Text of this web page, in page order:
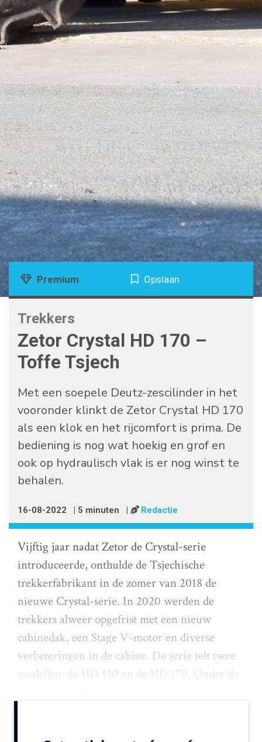
Premium Opslaan
Trekkers
Zetor Crystal HD 170 –
Toffe Tsjech
Met een soepele Deutz-zescilinder in het
vooronder klinkt de Zetor Crystal HD 170
als een klok en het rijcomfort is prima. De
bediening is nog wat hoekig en grof en
ook op hydraulisch vlak is er nog winst te
behalen.
16-08-2022 | 5 minuten | Redactie
Vijftig jaar nadat Zetor de Crystal-serie
introduceerde, onthulde de Tsjechische
trekkerfabrikant in de zomer van 2018 de
nieuwe Crystal-serie. In 2020 werden de
trekkers alweer opgefrist met een nieuw
cabinedak, een Stage V-motor en diverse
verbeteringen in de cabine. De serie telt twee
modellen: de HD 150 en de HD 170. Onder de